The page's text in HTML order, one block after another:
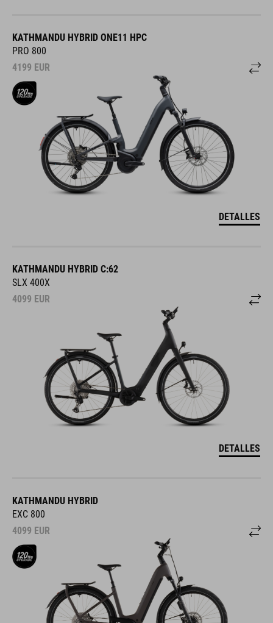
KATHMANDU HYBRID ONE11 HPC
PRO 800
4199 EUR
DETALLES
KATHMANDU HYBRID C:62
SLX 400X
4099 EUR
DETALLES
KATHMANDU HYBRID
EXC 800
4099 EUR